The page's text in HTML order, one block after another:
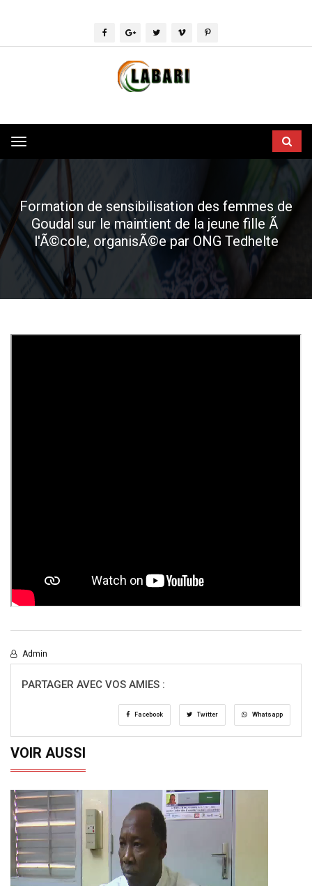
Toggle
navigation
Formation de sensibilisation des femmes de
Goudal sur le maintient de la jeune fille Ã
l'Ã©cole, organisÃ©e par ONG Tedhelte
Admin
PARTAGER AVEC VOS AMIES :
Facebook Twitter Whatsapp
VOIR AUSSI